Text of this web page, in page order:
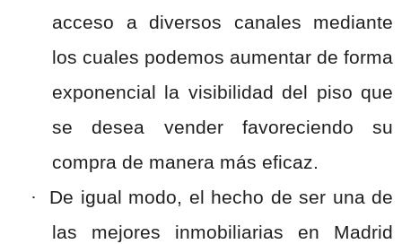
acceso a diversos canales mediante
los cuales podemos aumentar de forma
exponencial la visibilidad del piso que
se desea vender favoreciendo su
compra de manera más eficaz.
·
De igual modo, el hecho de ser una de
las mejores inmobiliarias en Madrid